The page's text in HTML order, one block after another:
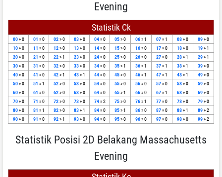
Evening
Statistik Ck
00» 0 01 » 0 02» 0 03» 0 04» 0 05» 0 06» 1 07» 1 08» 0 09» 0
10» 0 11 » 0 12» 0 13» 0 14» 0 15» 0 16» 0 17» 0 18» 0 19» 1
20» 0 21 » 0 22» 1 23» 0 24» 0 25» 0 26» 0 27» 0 28» 1 29» 1
30» 0 31 » 0 32» 0 33» 0 34» 0 35» 1 36» 1 37» 1 38» 1 39» 0
40» 0 41 » 0 42» 1 43» 1 44» 0 45» 0 46» 1 47» 1 48» 1 49» 0
50» 0 51 » 1 52» 0 53» 0 54» 0 55» 0 56» 0 57» 0 58» 0 59» 0
60» 0 61 » 0 62» 0 63» 0 64» 0 65» 1 66» 0 67» 1 68» 0 69» 0
70» 0 71 » 0 72» 0 73» 0 74» 2 75» 0 76» 1 77» 0 78» 0 79» 0
80» 0 81 » 1 82» 0 83» 1 84» 0 85» 1 86» 0 87» 0 88» 1 89» 2
90» 0 91 » 0 92» 1 93» 0 94» 0 95» 0 96» 0 97» 0 98» 0 99» 2
Statistik Posisi 2D Belakang Massachusetts
Evening